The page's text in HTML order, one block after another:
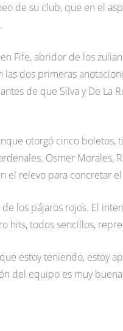
de su club, que en el
Fife, abridor de los
las dos primeras
de que Silva y De La
otorgó cinco
Osmer Morales,
el relevo para concretar
los pájaros rojos. El
hits, todos sencillos,
estoy teniendo, estoy
del equipo es muy